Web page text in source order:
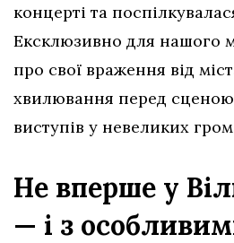
концерті та
Ексклюзивно для нашого
про свої враження від
хвилювання перед
виступів у невеликих
Не вперше у
— і з